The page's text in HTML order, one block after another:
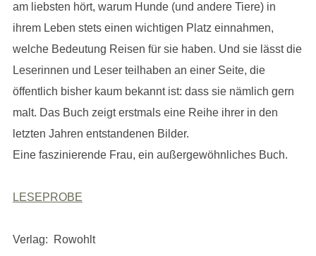
am liebsten hört, warum Hunde (und andere Tiere) in
ihrem Leben stets einen wichtigen Platz einnahmen,
welche Bedeutung Reisen für sie haben. Und sie lässt die
Leserinnen und Leser teilhaben an einer Seite, die
öffentlich bisher kaum bekannt ist: dass sie nämlich gern
malt. Das Buch zeigt erstmals eine Reihe ihrer in den
letzten Jahren entstandenen Bilder.
Eine faszinierende Frau, ein außergewöhnliches Buch.
LESEPROBE
Verlag: Rowohlt